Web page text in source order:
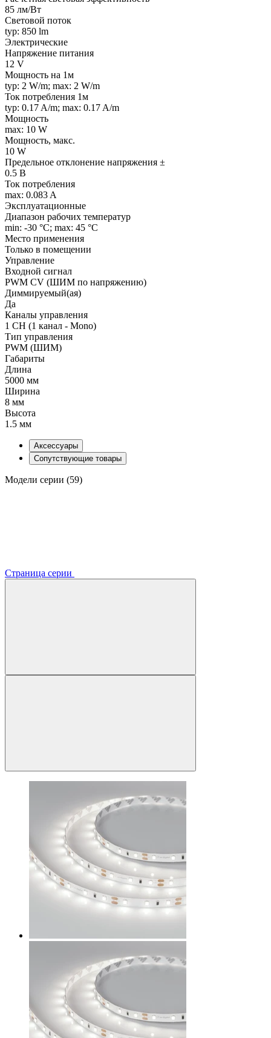
85 лм/Вт
Световой поток
typ: 850 lm
Электрические
Напряжение питания
12 V
Мощность на 1м
typ: 2 W/m; max: 2 W/m
Ток потребления 1м
typ: 0.17 A/m; max: 0.17 A/m
Мощность
max: 10 W
Мощность, макс.
10 W
Предельное отклонение напряжения ±
0.5 В
Ток потребления
max: 0.083 A
Эксплуатационные
Диапазон рабочих температур
min: -30 °C; max: 45 °C
Место применения
Только в помещении
Управление
Входной сигнал
PWM СV (ШИМ по напряжению)
Диммируемый(ая)
Да
Каналы управления
1 CH (1 канал - Mono)
Тип управления
PWM (ШИМ)
Габариты
Длина
5000 мм
Ширина
8 мм
Высота
1.5 мм
Аксессуары
Сопутствующие товары
Модели серии (59)
Страница серии